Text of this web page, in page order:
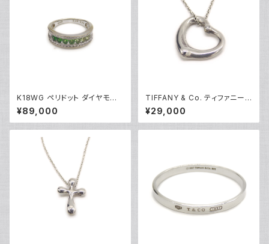
K18WG ペリドット ダイヤモンド
デザインリング 18金 ホワイトゴ
ールド 指輪 12号 Y05244
¥89,000
TIFFANY & Co. ティファニー
エレサペレッティ オープンハー
ト 1Pダイヤ ペンダント ネックレ
ス シルバー925 アズキチェーン
¥29,000